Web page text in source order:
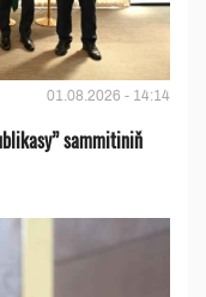
01.08.2026 - 14:14
sammitiniň